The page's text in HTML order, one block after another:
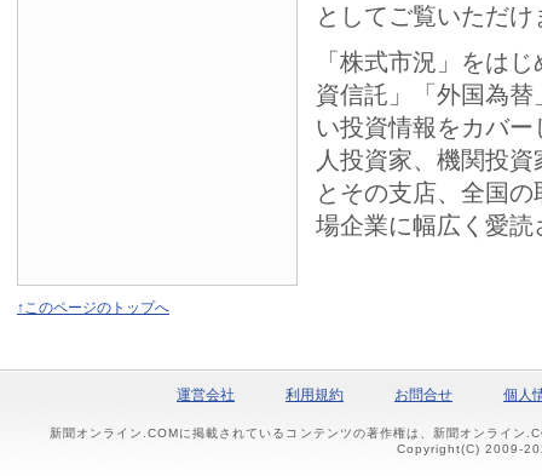
としてご覧いただけ
「株式市況」をは
資信託」「外国為
い投資情報をカバ
人投資家、機関投
とその支店、全国
場企業に幅広く愛読
↑このページのトップへ
運営会社 利用規約 お問合せ 個人
新聞オンライン.COMに掲載されているコンテンツの著作権は、新聞オンライン
Copyright(C) 2009-